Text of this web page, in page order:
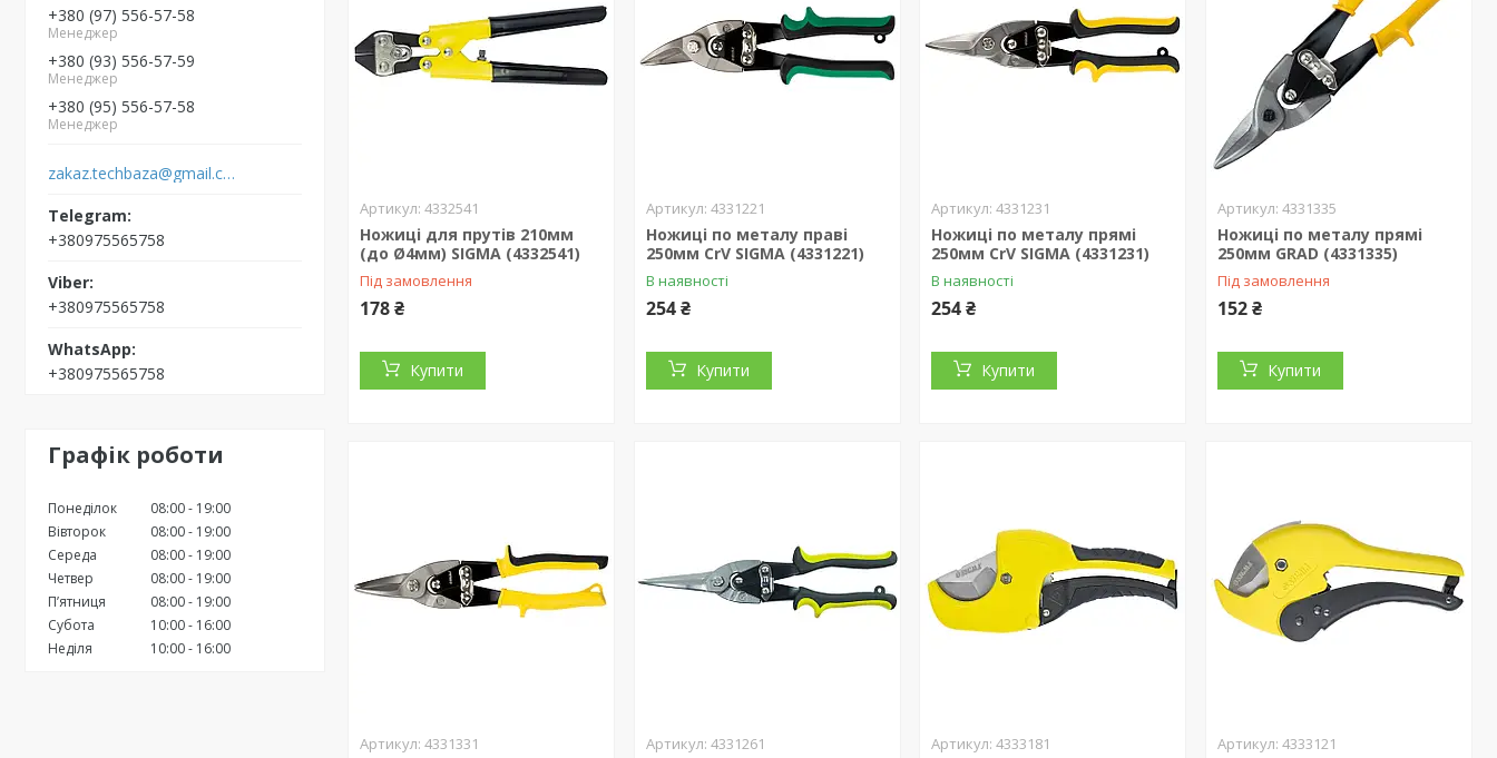
+380 (97) 556-57-58
Менеджер
+380 (93) 556-57-59
Менеджер
+380 (95) 556-57-58
Менеджер
zakaz.techbaza@gmail.com
+380975565758
+380975565758
+380975565758
Графік роботи
Понеділок 08:00
19:00
Вівторок
08:00
19:00
Середа
08:00
19:00
Четвер
08:00
19:00
Пʼятниця
08:00
19:00
Субота
10:00
16:00
Неділя
10:00 16:00
4332541
Ножиці для прутів 210мм
(до Ø4мм) SIGMA (4332541)
Під замовлення
178 ₴
Купити
4331221
Ножиці по металу праві
250мм CrV SIGMA (4331221)
В наявності
254 ₴
Купити
4331231
Ножиці по металу прямі
250мм CrV SIGMA (4331231)
В наявності
254 ₴
Купити
4331335
Ножиці по металу прямі
250мм GRAD (4331335)
Під замовлення
152 ₴
Купити
4331331 4331261 4333181 4333121